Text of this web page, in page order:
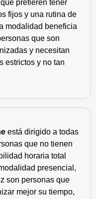
prefieren tener
fijos y una rutina de
modalidad beneficia
que son
y necesitan
estrictos y no tan
está dirigido a todas
que no tienen
horaria total
presencial,
son personas que
mejor su tiempo,